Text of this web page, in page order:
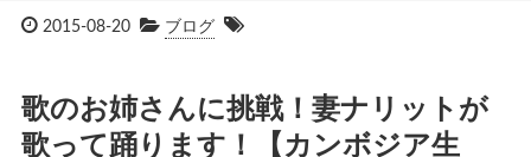
2015-08-20 ブログ
歌のお姉さんに挑戦！妻ナリットが
歌って踊ります！【カンボジア生